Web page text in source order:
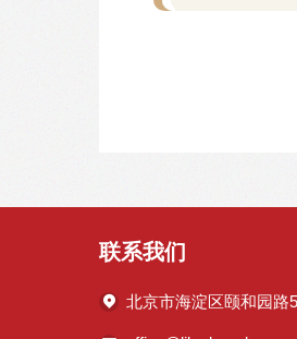
联系我们
北京市海淀区颐和园路